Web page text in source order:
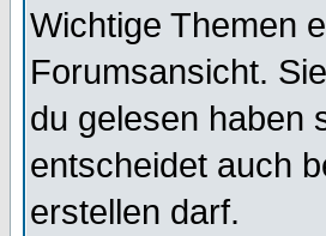
Wichtige Themen
Forumsansicht.
du gelesen haben
entscheidet auch
erstellen darf.